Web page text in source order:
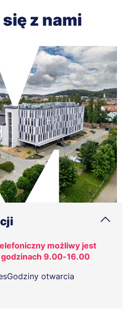
z nami
możliwy jest
9.00-16.00
Godziny otwarcia